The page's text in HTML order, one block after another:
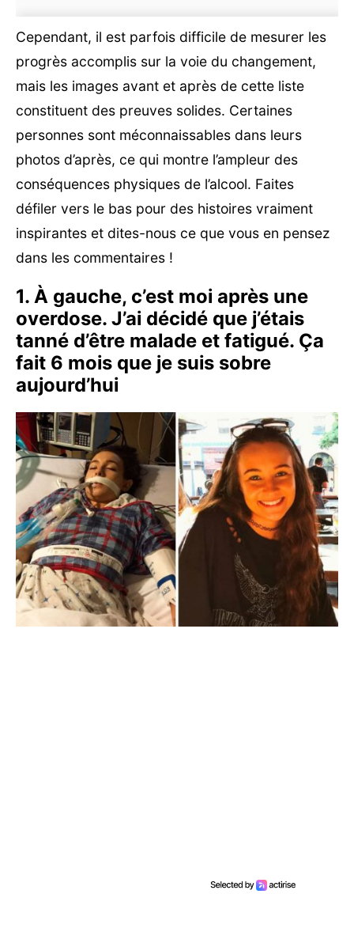
Cependant, il est parfois difficile de mesurer les
progrès accomplis sur la voie du changement,
mais les images avant et après de cette liste
constituent des preuves solides. Certaines
personnes sont méconnaissables dans leurs
photos d’après, ce qui montre l’ampleur des
conséquences physiques de l’alcool. Faites
défiler vers le bas pour des histoires vraiment
inspirantes et dites-nous ce que vous en pensez
dans les commentaires !
1. À gauche, c’est moi après une
overdose. J’ai décidé que j’étais
tanné d’être malade et fatigué. Ça
fait 6 mois que je suis sobre
aujourd’hui